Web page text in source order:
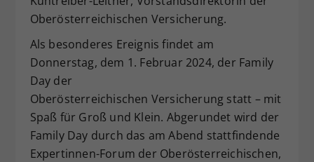
Oberösterreichischen Versicherung.
Als besonderes Ereignis findet am
Donnerstag, dem 1. Februar 2024, der Family
Day der
Oberösterreichischen Versicherung statt – mit
Spaß für Groß und Klein. Abgerundet wird der
Family Day durch das am Abend stattfindende
Expertinnen-Forum der Oberösterreichischen,